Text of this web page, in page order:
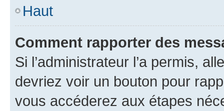
Haut
Comment rapporter des
Si l’administrateur l’a permis,
devriez voir un bouton pour
vous accéderez aux étapes